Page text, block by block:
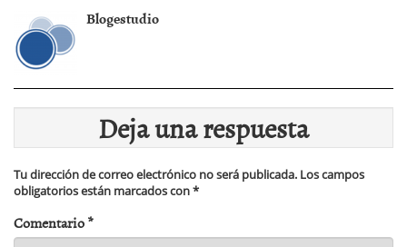
Blogestudio
Deja una respuesta
Tu dirección de correo electrónico no será publicada. Los campos
obligatorios están marcados con*
Comentario*